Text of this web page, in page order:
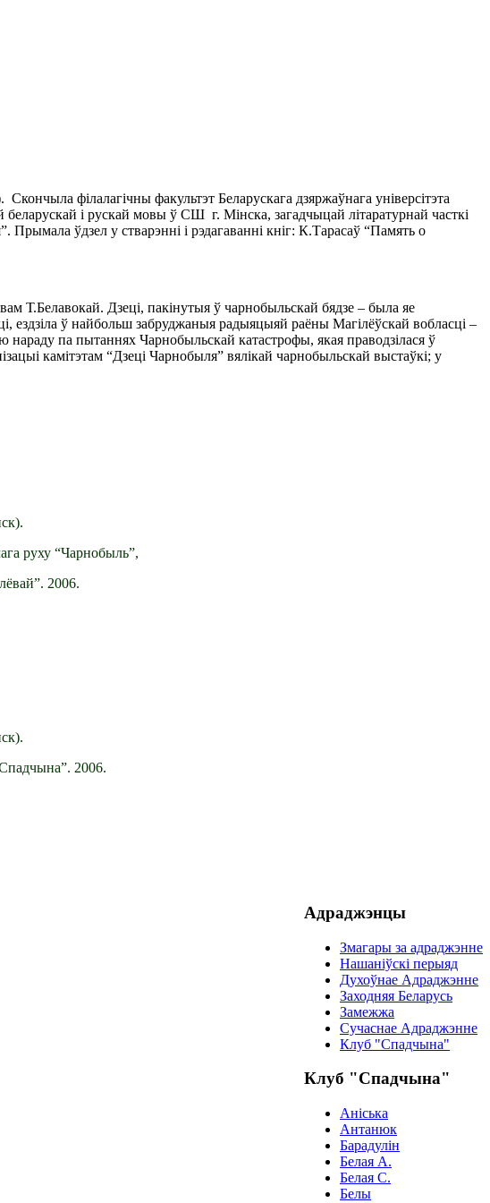
філалагічны факультэт Беларускага дзяржаўнага універсітэта
і рускай мовы ў СШ г. Мінска, загадчыцай літаратурнай часткі
ўдзел у стварэнні і рэдагаванні кніг: К.Тарасаў “Память о
Т.Белавокай. Дзеці, пакінутыя ў чарнобыльскай бядзе – была яе
ездзіла ў найбольш забруджаныя радыяцыяй раёны Магілёўскай вобласці –
нараду па пытаннях Чарнобыльскай катастрофы, якая праводзілася ў
камітэтам “Дзеці Чарнобыля” вялікай чарнобыльскай выстаўкі; у
руху “Чарнобыль”,
2006.
2006.
Адраджэнцы
Змагары за адраджэнне
Нашаніўскі перыяд
Духоўнае Адраджэнне
Заходняя Беларусь
Замежжа
Сучаснае Адраджэнне
Клуб "Спадчына"
Клуб "Спадчына"
Анiська
Антанюк
Барадулiн
Белая А.
Белая С.
Белы